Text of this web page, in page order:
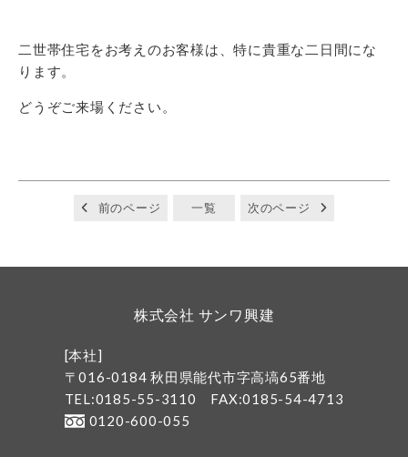
二世帯住宅をお考えのお客様は、特に貴重な二日間にな
ります。
どうぞご来場ください。
前のページ 一覧 次のページ
株式会社 サンワ興建
[本社]
〒016-0184 秋田県能代市字高塙65番地
TEL:0185-55-3110
FAX:0185-54-4713
0120-600-055